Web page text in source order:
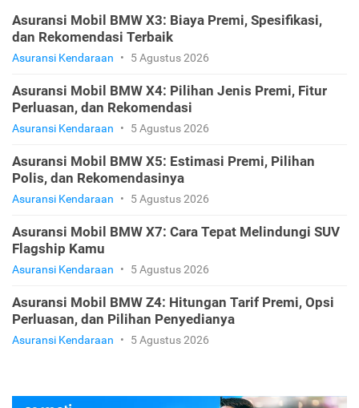
Asuransi Mobil BMW X3: Biaya Premi, Spesifikasi,
dan Rekomendasi Terbaik
Asuransi Kendaraan • 5 Agustus 2026
Asuransi Mobil BMW X4: Pilihan Jenis Premi, Fitur
Perluasan, dan Rekomendasi
Asuransi Kendaraan • 5 Agustus 2026
Asuransi Mobil BMW X5: Estimasi Premi, Pilihan
Polis, dan Rekomendasinya
Asuransi Kendaraan • 5 Agustus 2026
Asuransi Mobil BMW X7: Cara Tepat Melindungi SUV
Flagship Kamu
Asuransi Kendaraan • 5 Agustus 2026
Asuransi Mobil BMW Z4: Hitungan Tarif Premi, Opsi
Perluasan, dan Pilihan Penyedianya
Asuransi Kendaraan • 5 Agustus 2026